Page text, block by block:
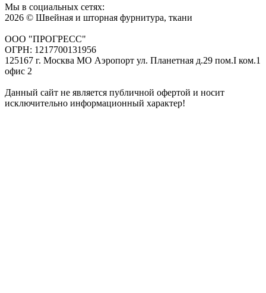
Мы в социальных сетях:
2026 © Швейная и шторная фурнитура, ткани
ООО "ПРОГРЕСС"
ОГРН: 1217700131956
125167 г. Москва МО Аэропорт ул. Планетная д.29 пом.I ком.1
офис 2
Данный сайт не является публичной офертой и носит
исключительно информационный характер!